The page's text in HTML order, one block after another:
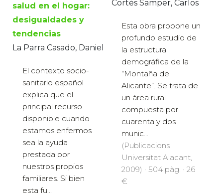
salud en el hogar:
desigualdades y
tendencias
La Parra Casado, Daniel
El contexto socio-
sanitario español
explica que el
principal recurso
disponible cuando
estamos enfermos
sea la ayuda
prestada por
nuestros propios
familiares. Si bien
esta fu...
Cortés Samper, Carlos
Esta obra propone un
profundo estudio de
la estructura
demográfica de la
“Montaña de
Alicante”. Se trata de
un área rural
compuesta por
cuarenta y dos
munic...
(Publicacions
Universitat Alacant,
2009) · 504 pàg. · 26
€